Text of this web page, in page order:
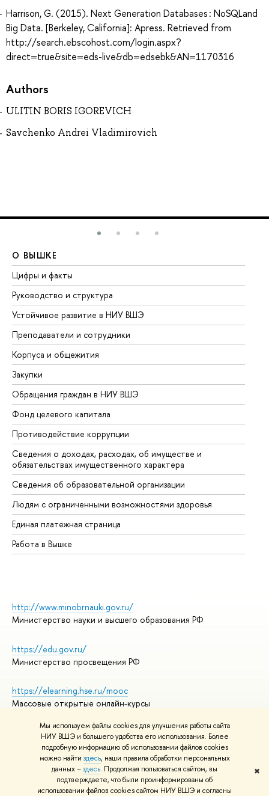
Мы используем файлы cookies для улучшения работы сайта
НИУ ВШЭ и большего удобства его использования. Более
подробную информацию об использовании файлов cookies
можно найти здесь, наши правила обработки персональных
данных –здесь. Продолжая пользоваться сайтом, вы
подтверждаете, что были проинформированы об
использовании файлов cookies сайтом НИУ ВШЭ и согласны
✖
Harrison, G. (2015). Next Generation Databases : NoSQLand
Big Data. [Berkeley, California]: Apress. Retrieved from
http://search.ebscohost.com/login.aspx?
direct=true&site=eds-live&db=edsebk&AN=1170316
Authors
ULITIN BORIS IGOREVICH
Savchenko Andrei Vladimirovich
О ВЫШКЕ
Цифры и факты
Руководство и структура
Устойчивое развитие в НИУ ВШЭ
Преподаватели и сотрудники
Корпуса и общежития
Закупки
Обращения граждан в НИУ ВШЭ
Фонд целевого капитала
Противодействие коррупции
Сведения о доходах, расходах, об имуществе и
обязательствах имущественного характера
Сведения об образовательной организации
Людям с ограниченными возможностями здоровья
Единая платежная страница
Работа в Вышке
http://www.minobrnauki.gov.ru/
Министерство науки и высшего образования РФ
https://edu.gov.ru/
Министерство просвещения РФ
https://elearning.hse.ru/mooc
Массовые открытые онлайн-курсы
© НИУ ВШЭ 1993–2026
Адреса и контакты
Условия использования материалов
Политика конфиденциальности